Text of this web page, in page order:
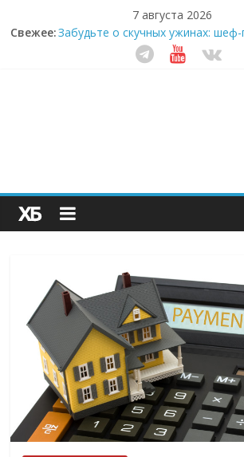
7 августа 2026
Свежее:Забудьте о скучных ужинах:
которое видит вашу еду насквозь
Небо зовёт: как бизнес на
Секрет супергидратации: почему
пребиотиками становится
здорового питания